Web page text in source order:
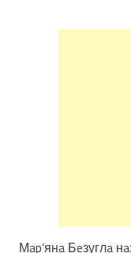
Мap’янa Бeзуглa